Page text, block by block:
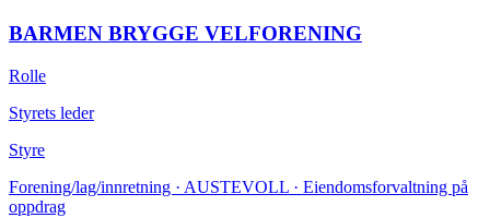
BARMEN BRYGGE VELFORENING
Rolle
Styrets leder
Styre
Forening/lag/innretning · AUSTEVOLL · Eiendomsforvaltning på
oppdrag